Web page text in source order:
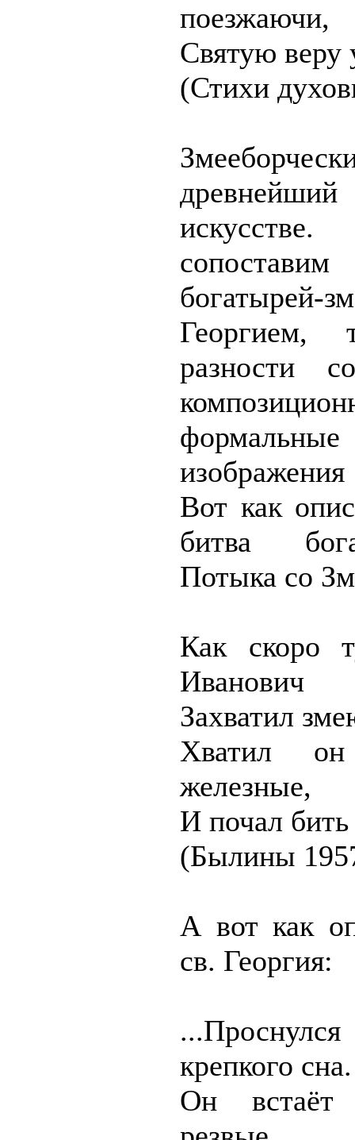
поезжаючи,
Святую веру
(Стихи
богатырей-
разности
Вот как
битва
Потыка со
Как скоро
Иванович
Захватил
Хватил
железные,
И почал
(Былины
А вот как
св. Георгия:
крепкого сна.
Он встаёт